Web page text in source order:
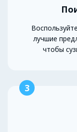
лучшие
чтобы
3